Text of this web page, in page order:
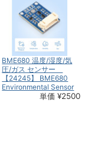
BME680 温度/湿度/気
圧/ガス センサー
【24245】 BME680
Environmental Sensor
単価 ¥2500